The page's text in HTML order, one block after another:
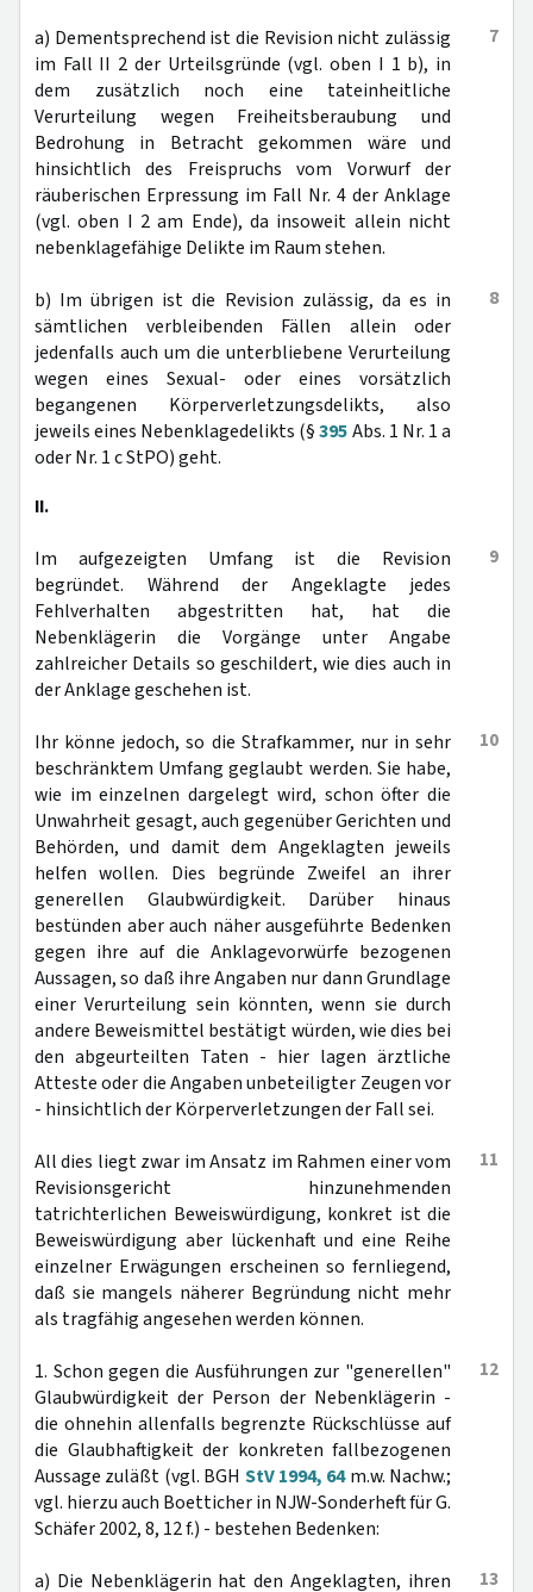
7
a) Dementsprechend ist die Revision nicht zulässig
im Fall II 2 der Urteilsgründe (vgl. oben I 1 b), in
dem zusätzlich noch eine tateinheitliche
Verurteilung wegen Freiheitsberaubung und
Bedrohung in Betracht gekommen wäre und
hinsichtlich des Freispruchs vom Vorwurf der
räuberischen Erpressung im Fall Nr. 4 der Anklage
(vgl. oben I 2 am Ende), da insoweit allein nicht
nebenklagefähige Delikte im Raum stehen.
8
b) Im übrigen ist die Revision zulässig, da es in
sämtlichen verbleibenden Fällen allein oder
jedenfalls auch um die unterbliebene Verurteilung
wegen eines Sexual- oder eines vorsätzlich
begangenen Körperverletzungsdelikts, also
jeweils eines Nebenklagedelikts (§395Abs. 1 Nr. 1 a
oder Nr. 1 c StPO) geht.
II.
9
Im aufgezeigten Umfang ist die Revision
begründet. Während der Angeklagte jedes
Fehlverhalten abgestritten hat, hat die
Nebenklägerin die Vorgänge unter Angabe
zahlreicher Details so geschildert, wie dies auch in
der Anklage geschehen ist.
10
Ihr könne jedoch, so die Strafkammer, nur in sehr
beschränktem Umfang geglaubt werden. Sie habe,
wie im einzelnen dargelegt wird, schon öfter die
Unwahrheit gesagt, auch gegenüber Gerichten und
Behörden, und damit dem Angeklagten jeweils
helfen wollen. Dies begründe Zweifel an ihrer
generellen Glaubwürdigkeit. Darüber hinaus
bestünden aber auch näher ausgeführte Bedenken
gegen ihre auf die Anklagevorwürfe bezogenen
Aussagen, so daß ihre Angaben nur dann Grundlage
einer Verurteilung sein könnten, wenn sie durch
andere Beweismittel bestätigt würden, wie dies bei
den abgeurteilten Taten - hier lagen ärztliche
Atteste oder die Angaben unbeteiligter Zeugen vor
- hinsichtlich der Körperverletzungen der Fall sei.
11
All dies liegt zwar im Ansatz im Rahmen einer vom
Revisionsgericht hinzunehmenden
tatrichterlichen Beweiswürdigung, konkret ist die
Beweiswürdigung aber lückenhaft und eine Reihe
einzelner Erwägungen erscheinen so fernliegend,
daß sie mangels näherer Begründung nicht mehr
als tragfähig angesehen werden können.
12
1. Schon gegen die Ausführungen zur "generellen"
Glaubwürdigkeit der Person der Nebenklägerin -
die ohnehin allenfalls begrenzte Rückschlüsse auf
die Glaubhaftigkeit der konkreten fallbezogenen
Aussage zuläßt (vgl. BGH StV 1994, 64m.w. Nachw.;
vgl. hierzu auch Boetticher in NJW-Sonderheft für G.
Schäfer 2002, 8, 12 f.) - bestehen Bedenken:
13
a) Die Nebenklägerin hat den Angeklagten, ihren